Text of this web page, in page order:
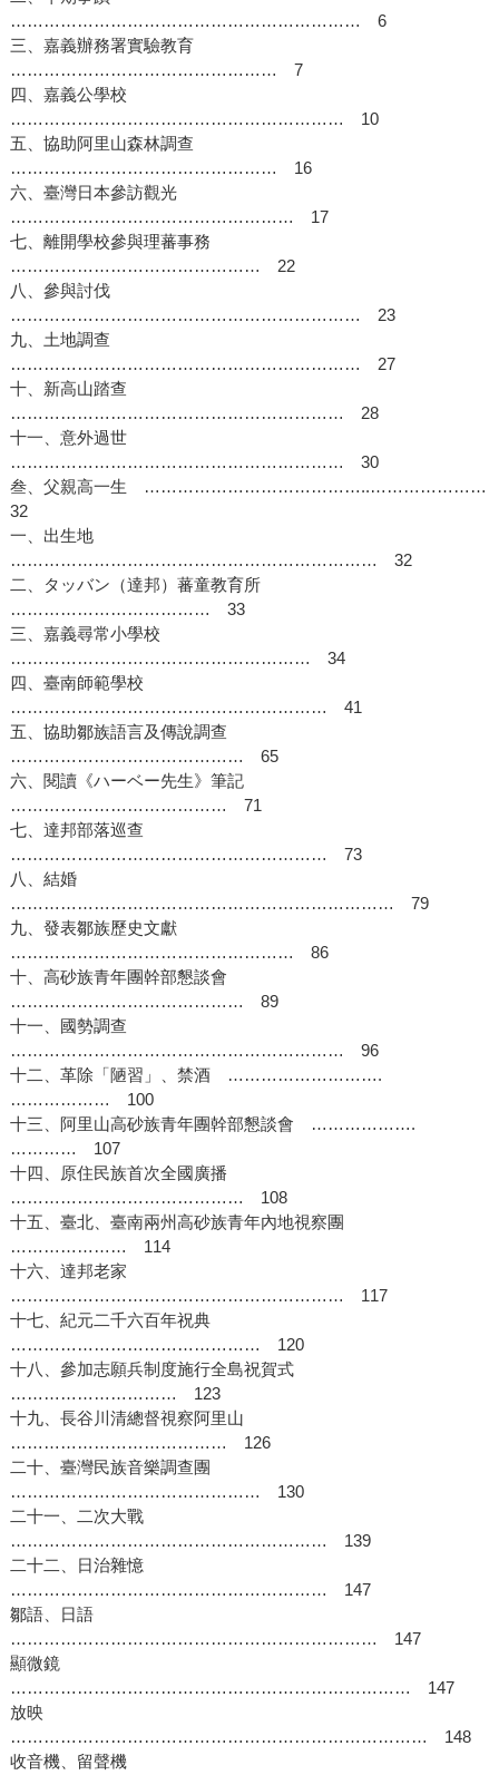
……………………………………………………… 6
三、嘉義辦務署實驗教育
………………………………………… 7
四、嘉義公學校
…………………………………………………… 10
五、協助阿里山森林調查
………………………………………… 16
六、臺灣日本參訪觀光
…………………………………………… 17
七、離開學校參與理蕃事務
……………………………………… 22
八、參與討伐
……………………………………………………… 23
九、土地調查
……………………………………………………… 27
十、新高山踏查
…………………………………………………… 28
十一、意外過世
…………………………………………………… 30
叁、父親高一生 …………………………………..…………………
32
一、出生地
………………………………………………………… 32
二、タッバン（達邦）蕃童教育所
……………………………… 33
三、嘉義尋常小學校
……………………………………………… 34
四、臺南師範學校
………………………………………………… 41
五、協助鄒族語言及傳說調查
…………………………………… 65
六、閱讀《ハーベー先生》筆記
………………………………… 71
七、達邦部落巡查
………………………………………………… 73
八、結婚
…………………………………………………………… 79
九、發表鄒族歷史文獻
…………………………………………… 86
十、高砂族青年團幹部懇談會
…………………………………… 89
十一、國勢調查
…………………………………………………… 96
十二、革除「陋習」、禁酒 ……………………….
……………… 100
十三、阿里山高砂族青年團幹部懇談會 ……………….
………… 107
十四、原住民族首次全國廣播
…………………………………… 108
十五、臺北、臺南兩州高砂族青年內地視察團
………………… 114
十六、達邦老家
…………………………………………………… 117
十七、紀元二千六百年祝典
……………………………………… 120
十八、參加志願兵制度施行全島祝賀式
………………………… 123
十九、長谷川清總督視察阿里山
………………………………… 126
二十、臺灣民族音樂調查團
……………………………………… 130
二十一、二次大戰
………………………………………………… 139
二十二、日治雜憶
………………………………………………… 147
鄒語、日語
………………………………………………………… 147
顯微鏡
……………………………………………………………… 147
放映
………………………………………………………………… 148
收音機、留聲機